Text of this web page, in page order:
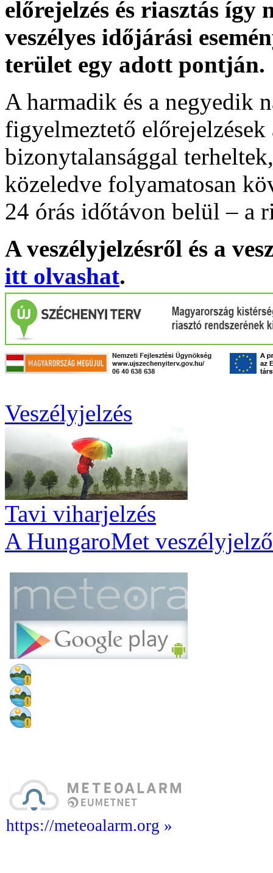
előrejelzés és riasztás
veszélyes időjárási
terület egy adott pontján.
A harmadik és a negyedik
figyelmeztető
bizonytalansággal
közeledve folyamatosan
24 órás időtávon belül – a
A veszélyjelzésről és a
itt olvashat.
Veszélyjelzés
Tavi viharjelzés
A HungaroMet
https://meteoalarm.org »